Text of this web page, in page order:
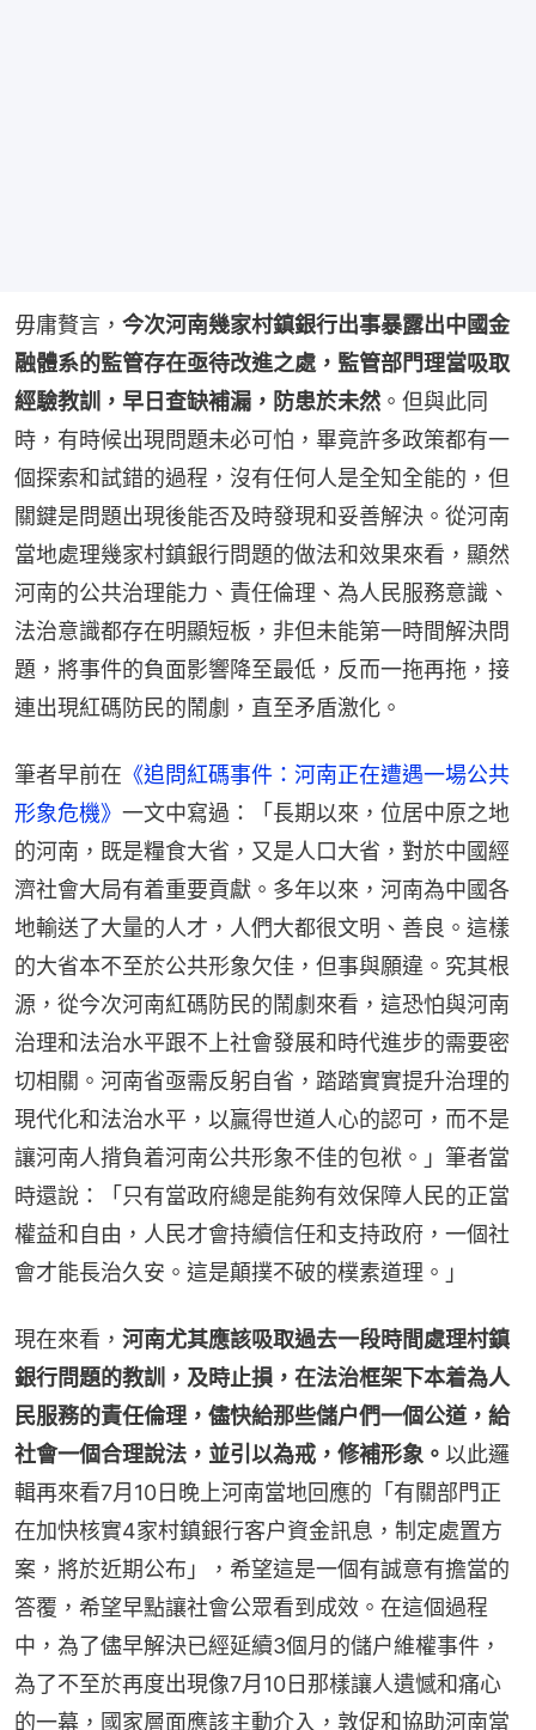
毋庸贅言， 今次河南幾家村鎮銀行出事暴露出中國金
融體系的監管存在亟待改進之處，監管部門理當吸取
經驗教訓，早日查缺補漏，防患於未然 。但與此同
時，有時候出現問題未必可怕，畢竟許多政策都有一
個探索和試錯的過程，沒有任何人是全知全能的，但
關鍵是問題出現後能否及時發現和妥善解決。從河南
當地處理幾家村鎮銀行問題的做法和效果來看，顯然
河南的公共治理能力、責任倫理、為人民服務意識、
法治意識都存在明顯短板，非但未能第一時間解決問
題，將事件的負面影響降至最低，反而一拖再拖，接
連出現紅碼防民的鬧劇，直至矛盾激化。
筆者早前在 《追問紅碼事件：河南正在遭遇一場公共
形象危機》 一文中寫過：「長期以來，位居中原之地
的河南，既是糧食大省，又是人口大省，對於中國經
濟社會大局有着重要貢獻。多年以來，河南為中國各
地輸送了大量的人才，人們大都很文明、善良。這樣
的大省本不至於公共形象欠佳，但事與願違。究其根
源，從今次河南紅碼防民的鬧劇來看，這恐怕與河南
治理和法治水平跟不上社會發展和時代進步的需要密
切相關。河南省亟需反躬自省，踏踏實實提升治理的
現代化和法治水平，以贏得世道人心的認可，而不是
讓河南人揹負着河南公共形象不佳的包袱。」筆者當
時還說：「只有當政府總是能夠有效保障人民的正當
權益和自由，人民才會持續信任和支持政府，一個社
會才能長治久安。這是顛撲不破的樸素道理。」
現在來看， 河南尤其應該吸取過去一段時間處理村鎮
銀行問題的教訓，及時止損，在法治框架下本着為人
民服務的責任倫理，儘快給那些儲户們一個公道，給
社會一個合理說法，並引以為戒，修補形象。 以此邏
輯再來看7月10日晚上河南當地回應的「有關部門正
在加快核實4家村鎮銀行客户資金訊息，制定處置方
案，將於近期公布」，希望這是一個有誠意有擔當的
答覆，希望早點讓社會公眾看到成效。在這個過程
中，為了儘早解決已經延續3個月的儲户維權事件，
為了不至於再度出現像7月10日那樣讓人遺憾和痛心
的一幕，國家層面應該主動介入，敦促和協助河南當